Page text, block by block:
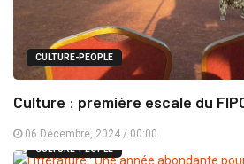
CULTURE-PEOPLE
Culture : première escale du
06 Décembre, 2024 / 00:00
CULTURE-PEOPLE